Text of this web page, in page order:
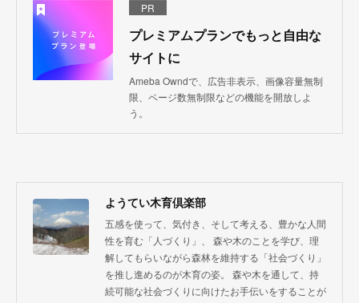
PR
プレミアムプランでもっと自由な
サイトに
Ameba Owndで、広告非表示、画像容量無制
限、ページ数無制限などの機能を開放しよ
う。
ようてい木育倶楽部
五感を使って、気付き、そして考える、豊かな人間
性を育む「人づくり」、 森や木のことを学び、理
解してもらいながら森林を維持する「社会づくり」
を推し進めるのが木育の姿。 森や木を通して、持
続可能な社会づくりに向けたお手伝いをすることが